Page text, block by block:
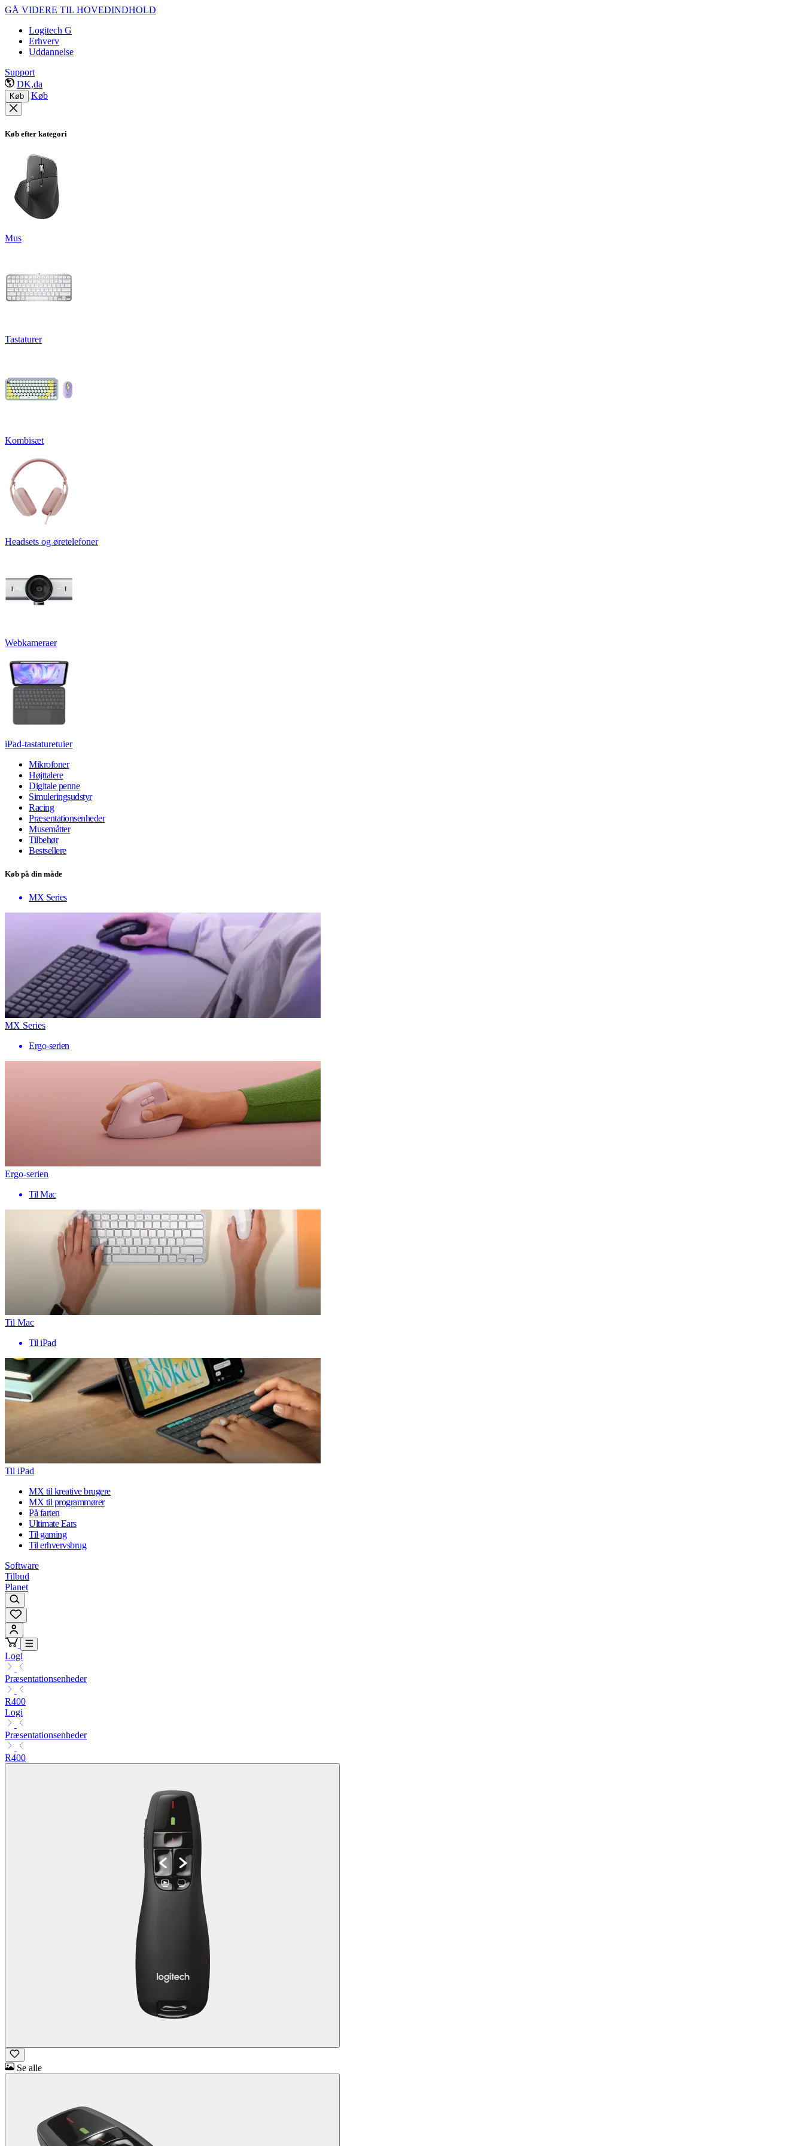
GÅ VIDERE TIL HOVEDINDHOLD
Logitech G
Erhverv
Uddannelse
Support
DK,da
Køb Køb
Køb efter kategori
Mus
Tastaturer
Kombisæt
Headsets og øretelefoner
Webkameraer
iPad-tastaturetuier
Mikrofoner
Højttalere
Digitale penne
Simuleringsudstyr
Racing
Præsentationsenheder
Musemåtter
Tilbehør
Bestsellere
Køb på din måde
MX Series
MX Series
Ergo-serien
Ergo-serien
Til Mac
Til Mac
Til iPad
Til iPad
MX til kreative brugere
MX til programmører
På farten
Ultimate Ears
Til gaming
Til erhvervsbrug
Software
Tilbud
Planet
Logi
Præsentationsenheder
R400
Logi
Præsentationsenheder
R400
Se alle